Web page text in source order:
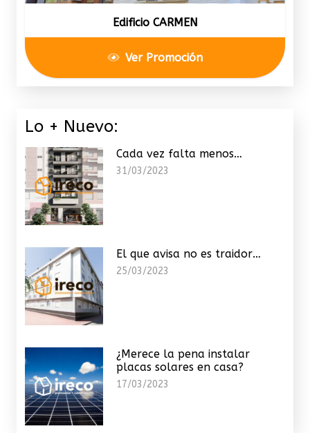
Edificio CARMEN
Ver Promoción
Lo + Nuevo:
Cada vez falta menos…
31/03/2023
El que avisa no es traidor…
25/03/2023
¿Merece la pena instalar
placas solares en casa?
17/03/2023